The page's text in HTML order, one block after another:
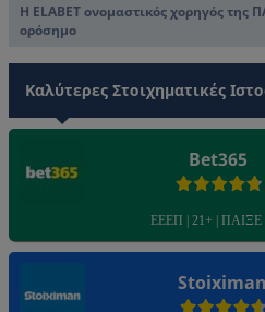
Η ELABET ονομαστικός χορηγός
ορόσημο
Καλύτερες Στοιχηματικές
Bet365
ΕΕΕΠ | 21+ |
Stoiximan